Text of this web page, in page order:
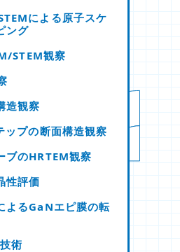
による原子スケ
ング
STEM観察
造観察
ップの断面構造観察
ブのHRTEM観察
性評価
よるGaNエピ膜の転
術